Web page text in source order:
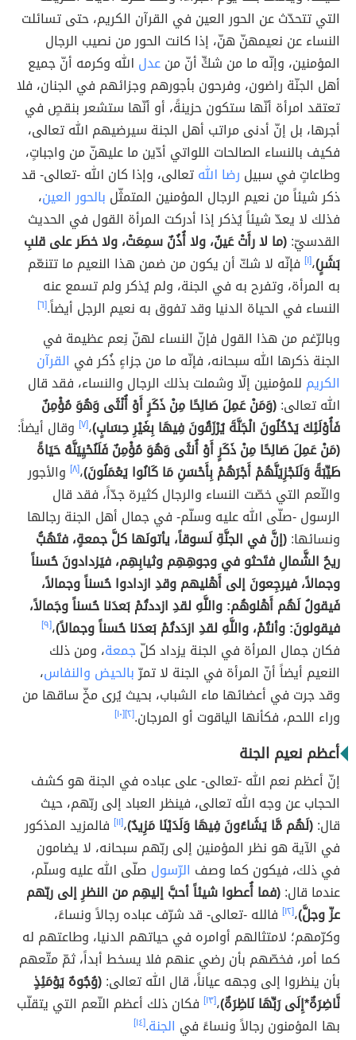
التي تتحدّث عن الحور العين في القرآن الكريم، حتى تسائلت
النساء عن نعيمهنّ هنّ، إذا كانت الحور من نصيب الرجال
المؤمنين، وإنّه ما من شكٍّ أنّ منعدل الله وكرمه أنّ جميع
أهل الجنّة راضون، وفرحون بأجورهم وجزائهم في الجنان، فلا
تعتقد امرأة أنّها ستكون حزينةً، أو أنّها ستشعر بنقصٍ في
أجرها، بل إنّ أدنى مراتب أهل الجنة سيرضيهم الله تعالى،
فكيف بالنساء الصالحات اللواتي أدّين ما عليهنّ من واجباتٍ،
وطاعاتٍ في سبيل رضا اللهتعالى، وإذا كان الله -تعالى- قد
ذكر شيئاً من نعيم الرجال المؤمنين المتمثّل بالحور العين،
فذلك لا يعدّ شيئاً يُذكر إذا أدركت المرأة القول في الحديث
القدسيّ:(ما لا رأَتْ عَينٌ، ولا أُذُنٌ سمِعَتْ، ولا خطَر على قلبِ
بَشَرٍ)،[١] فإنّه لا شكّ أن يكون من ضمن هذا النعيم ما تتنعّم
به المرأة، وتفرح به في الجنة، ولم يُذكر ولم تسمع عنه
النساء في الحياة الدنيا وقد تفوق به نعيم الرجل أيضاً.[٦]
وبالرّغم من هذا القول فإنّ النساء لهنّ نِعم عظيمة في
الجنة ذكرها الله سبحانه، فإنّه ما من جزاءٍ ذُكر في القرآن
الكريم للمؤمنين إلّا وشملت بذلك الرجال والنساء، فقد قال
الله تعالى:(وَمَنْ عَمِلَ صَالِحًا مِنْ ذَكَرٍ أَوْ أُنْثَى وَهُوَ مُؤْمِنٌ
فَأُوْلَئِكَ يَدْخُلُونَ الْجَنَّةَ يُرْزَقُونَ فِيهَا بِغَيْرِ حِسَابٍ)،[٧]
وقال أيضاً:
(مَنْ عَمِلَ صَالِحًا مِنْ ذَكَرٍ أَوْ أُنثَى وَهُوَ مُؤْمِنٌ فَلَنُحْيِيَنَّهُ حَيَاةً
طَيِّبَةً وَلَنَجْزِيَنَّهُمْ أَجْرَهُمْ بِأَحْسَنِ مَا كَانُوا يَعْمَلُونَ)،[٨]
والأجور
والنّعم التي خصّت النساء والرجال كثيرة جدّاً، فقد قال
الرسول -صلّى الله عليه وسلّم- في جمال أهل الجنة رجالها
ونسائها:(إنَّ في الجنَّةِ لَسوقاً، يأتونَها كلَّ جمعةٍ، فتَهُبُّ
ريحُ الشَّمالِ فتَحثو في وجوهِهِم وثيابِهِم، فيَزدادونَ حُسناً
وجمالاً، فيرجِعونَ إلى أَهْليهم وقدِ ازدادوا حُسناً وجمالاً،
فَيقولُ لَهُم أَهْلوهُم: واللَّهِ لقدِ ازددتُمْ بَعدَنا حُسناً وجَمالاً،
فيقولونَ: وأنتُمْ، واللَّهِ لقدِ ازدَدتُمْ بَعدَنا حُسناً وجمالاً)،[٩]
فكان جمال المرأة في الجنة يزداد كلّجمعة، ومن ذلك
النعيم أيضاً أنّ المرأة في الجنة لا تمرّبالحيض والنفاس،
وقد جرت في أعضائها ماء الشباب، بحيث يُرى مخّ ساقها من
وراء اللحم، فكأنها الياقوت أو المرجان.[٢] [١٠]
أعظم نعيم الجنة
إنّ أعظم نعم الله -تعالى- على عباده في الجنة هو كشف
الحجاب عن وجه الله تعالى، فينظر العباد إلى ربّهم، حيث
قال:(لَهُم مَّا يَشَاءُونَ فِيهَا وَلَدَيْنَا مَزِيدٌ)،[١١]
فالمزيد المذكور
في الآية هو نظر المؤمنين إلى ربّهم سبحانه، لا يضامون
في ذلك، فيكون كما وصف الرّسول صلّى الله عليه وسلّم،
عندما قال:(فما أُعطوا شيئاً أحبَّ إليهِم من النظرِ إلى ربّهم
عزّ وجلَّ)،[١٢]
فالله -تعالى- قد شرّف عباده رجالاً ونساءً،
وكرّمهم؛ لامتثالهم أوامره في حياتهم الدنيا، وطاعتهم له
كما أمر، فخصّهم بأن رضي عنهم فلا يسخط أبداً، ثمّ متّعهم
بأن ينظروا إلى وجهه عياناً، قال الله تعالى:(وُجُوهٌ يَوْمَئِذٍ
نَّاضِرَةٌ*إِلَى رَبِّهَا نَاظِرَةٌ)،[١٣]
فكان ذلك أعظم النّعم التي يتقلّب
بها المؤمنون رجالاً ونساءً في الجنة.[١٤]